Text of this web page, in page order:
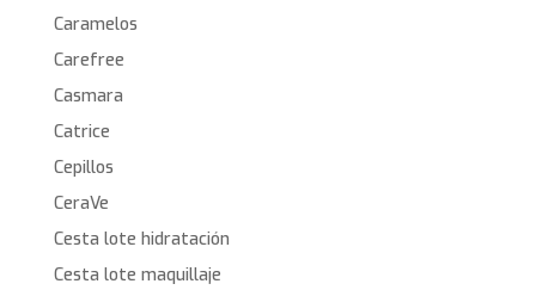
Caramelos
Carefree
Casmara
Catrice
Cepillos
CeraVe
Cesta lote hidratación
Cesta lote maquillaje